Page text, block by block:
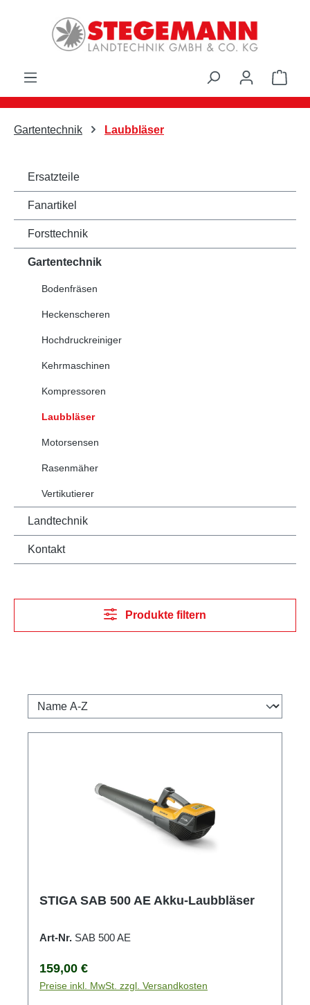
Zum Hauptinhalt springen
Gartentechnik Laubbläser
Ersatzteile
Fanartikel
Forsttechnik
Gartentechnik
Bodenfräsen
Heckenscheren
Hochdruckreiniger
Kehrmaschinen
Kompressoren
Laubbläser
Motorsensen
Rasenmäher
Vertikutierer
Landtechnik
Kontakt
Produkte filtern
STIGA SAB 500 AE Akku-Laubbläser
Art-Nr. SAB 500 AE
Regulärer Preis:
159,00 €
Preise inkl. MwSt. zzgl. Versandkosten